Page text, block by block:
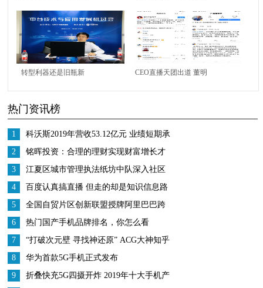
2020夏季全新系列「寻
宝游戏
Treasure Hunting」发布
优质内容彰显实力！
转型利器还是旧瓶新
应用发展” 线上研讨会
CEO直播天团出道 董明
热门资讯榜
1
科沃斯2019年营收53.12亿元 业绩短期承
压 战略调整成效显著
2
铭晖投资：合理的理财实现财富增长才
是王道
3
江夏区城市管理执法纸坊中队深入社区
开展五四青年节宣传活动
4
百度认真搞直播 但走的却是知识信息路
线
5
全国自贸片区创新联盟授牌阿里巴巴跨
境供应链成为服务内地合伙人企业
6
热门国产手机品牌排名，你怎么看
7
“打破次元壁 寻找神还原” ACG大神知乎
分享COS专业心得
8
华为首款5G手机正式发布
9
折叠快充5G四摄开炸 2019年十大手机产